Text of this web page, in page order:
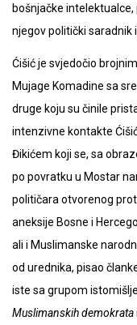
bošnjačke intelektualce,
njegov politički saradnik
Ćišić je svjedočio
Mujage Komadine sa
druge koju su činile
intenzivne kontakte
Đikićem koji se, sa
po povratku u Mostar
političara otvorenog
aneksije Bosne i
ali i Muslimanske
od urednika, pisao
iste sa grupom
Muslimanskih demokrata